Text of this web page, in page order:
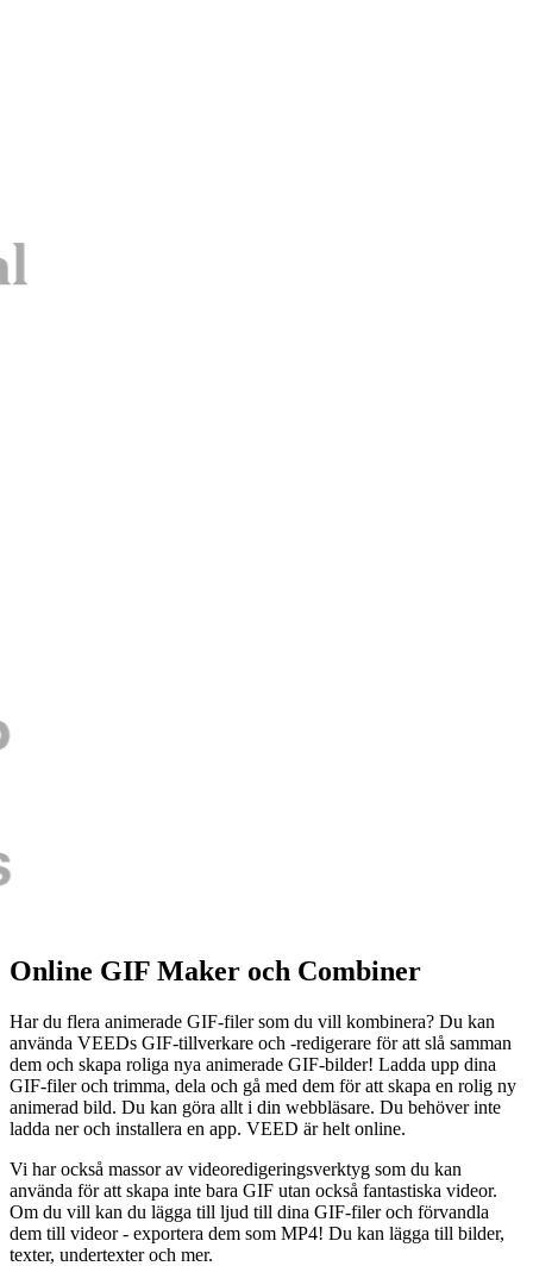
Online GIF Maker och Combiner
Har du flera animerade GIF-filer som du vill kombinera? Du kan
använda VEEDs GIF-tillverkare och -redigerare för att slå samman
dem och skapa roliga nya animerade GIF-bilder! Ladda upp dina
GIF-filer och trimma, dela och gå med dem för att skapa en rolig ny
animerad bild. Du kan göra allt i din webbläsare. Du behöver inte
ladda ner och installera en app. VEED är helt online.
Vi har också massor av videoredigeringsverktyg som du kan
använda för att skapa inte bara GIF utan också fantastiska videor.
Om du vill kan du lägga till ljud till dina GIF-filer och förvandla
dem till videor - exportera dem som MP4! Du kan lägga till bilder,
texter, undertexter och mer.